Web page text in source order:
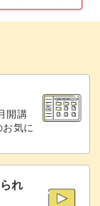
11:15
16:48
22:16
25:00
開講
気に
れ